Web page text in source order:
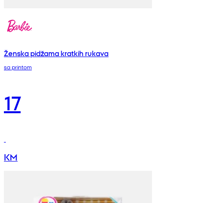
Ženska pidžama kratkih rukava
sa printom
17
KM